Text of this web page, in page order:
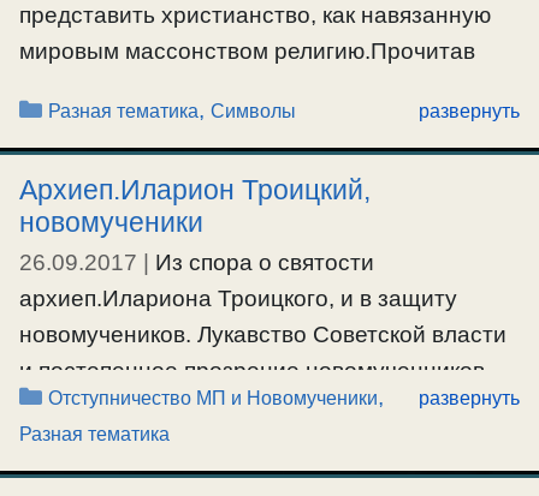
#знание,#пророчество
представить христианство, как навязанную
мировым массонством религию.Прочитав
:1.Может сложится впечатление что и в
дореволюционной россии не все гладко
было… Как считаете, не знали тогда в россии
священники кто такие масоны и каковы их
цели? Ведь …
Ещё…
#символы
Рубрики
Разная тематика,Символы развернуть
Архиеп.Иларион Троицкий,
новомученики
26.09.2017
Из спора о святости
архиеп.Илариона Троицкого, и в защиту
новомучеников. Лукавство Советской власти
и постепенное прозрение новомученников.
Ошибки и расположение души, суд, без учета
обстоятельств и при недостатке
информации. О противоречивости сведений
Рубрики
Отступничество МП и Новомученики,
Разная тематика
развернуть